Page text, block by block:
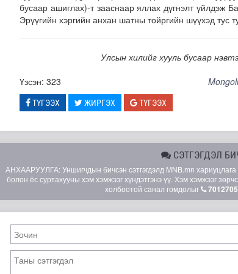
бусаар ашиглах)-т зааснаар яллах дүгнэлт үйлдэж
Эрүүгийн хэргийн анхан шатны тойргийн шүүхэд тус
Улсын хилийг хууль бусаар
Үзсэн: 323
ТҮГЭЭХ ЖИРГЭХ ТҮГЭЭХ
СЭТГЭГДЭЛ
АНХААРУУЛГА: Уншигчдын бичсэн сэтгэгдэлд MNB.mn хариуцлага
болон ёс суртахууны хэм хэмжээг хүндэтгэнэ үү. Хэм хэмжээг
холбоотой санал гомдолыг